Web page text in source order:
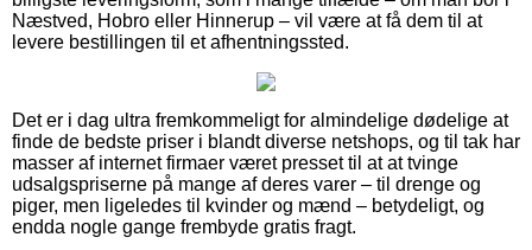
Næstved, Hobro eller Hinnerup – vil være at få dem til at
levere bestillingen til et afhentningssted.
Det er i dag ultra fremkommeligt for almindelige dødelige at
finde de bedste priser i blandt diverse netshops, og til tak har
masser af internet firmaer været presset til at at tvinge
udsalgspriserne på mange af deres varer – til drenge og
piger, men ligeledes til kvinder og mænd – betydeligt, og
endda nogle gange frembyde gratis fragt.